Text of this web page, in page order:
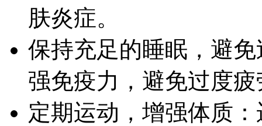
肤炎症。
保持充足的睡眠，避
强免疫力，避免过度
定期运动，增强体质